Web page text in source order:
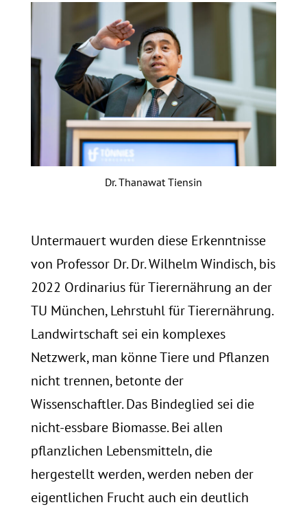
Dr. Thanawat Tiensin
Untermauert wurden diese Erkenntnisse
von Professor Dr. Dr. Wilhelm Windisch, bis
2022 Ordinarius für Tierernährung an der
TU München, Lehrstuhl für Tierernährung.
Landwirtschaft sei ein komplexes
Netzwerk, man könne Tiere und Pflanzen
nicht trennen, betonte der
Wissenschaftler. Das Bindeglied sei die
nicht-essbare Biomasse. Bei allen
pflanzlichen Lebensmitteln, die
hergestellt werden, werden neben der
eigentlichen Frucht auch ein deutlich